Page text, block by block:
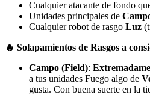
Cualquier atacante de fondo
Unidades principales de
Cualquier robot de rasgo Luz
🔥 Solapamientos de Rasgos a
Campo (Field):
a tus unidades Fuego algo de
gusta. Con buena suerte en la